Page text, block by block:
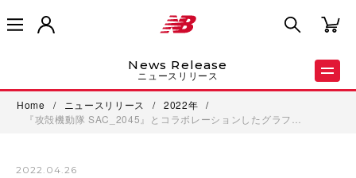
News Release
ニュースリリース
Home / ニュースリリース / 2022年
/
『攻殻機動隊 SAC_2045』とコラボレーションしたグラフ…
2022.04.26